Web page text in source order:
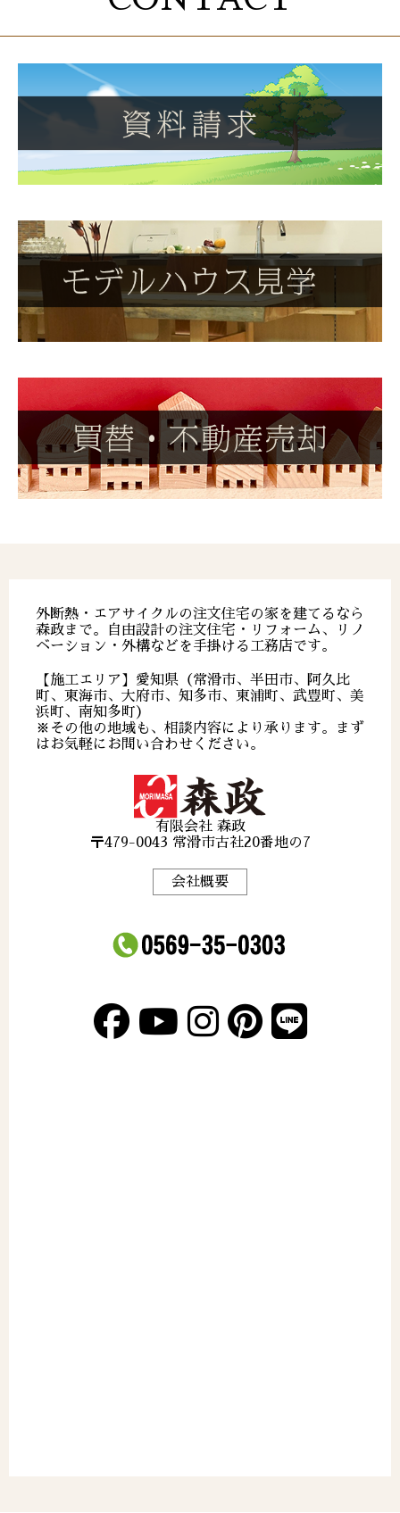
外断熱・エアサイクルの注文住宅の家を建てるなら
森政まで。自由設計の注文住宅・リフォーム、リノ
ベーション・外構などを手掛ける工務店です。
【施工エリア】愛知県（常滑市、半田市、阿久比
町、東海市、大府市、知多市、東浦町、武豊町、美
浜町、南知多町）
※その他の地域も、相談内容により承ります。まず
はお気軽にお問い合わせください。
有限会社 森政
〒479-0043 常滑市古社20番地の7
会社概要